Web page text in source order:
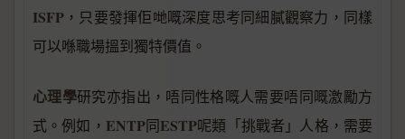
ISFP ，只要發揮佢哋嘅深度思考同細膩觀察力，同樣
可以喺職場搵到獨特價值。
心理學研究亦指出，唔同性格嘅人需要唔同嘅激勵方
式。例如， ENTP同ESTP呢類「挑戰者」人格，需要